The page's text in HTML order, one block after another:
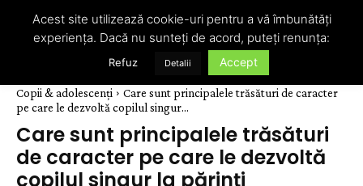
Copii & adolescenți
Care sunt principalele trăsături de caracter
pe care le dezvoltă copilul singur...
Care sunt principalele trăsături
de caracter pe care le dezvoltă
copilul singur la părinți
Acest site utilizează cookie-uri pentru a vă îmbunătăți
experiența. Dacă nu sunteți de acord, puteți renunța:
Refuz Detalii Accept